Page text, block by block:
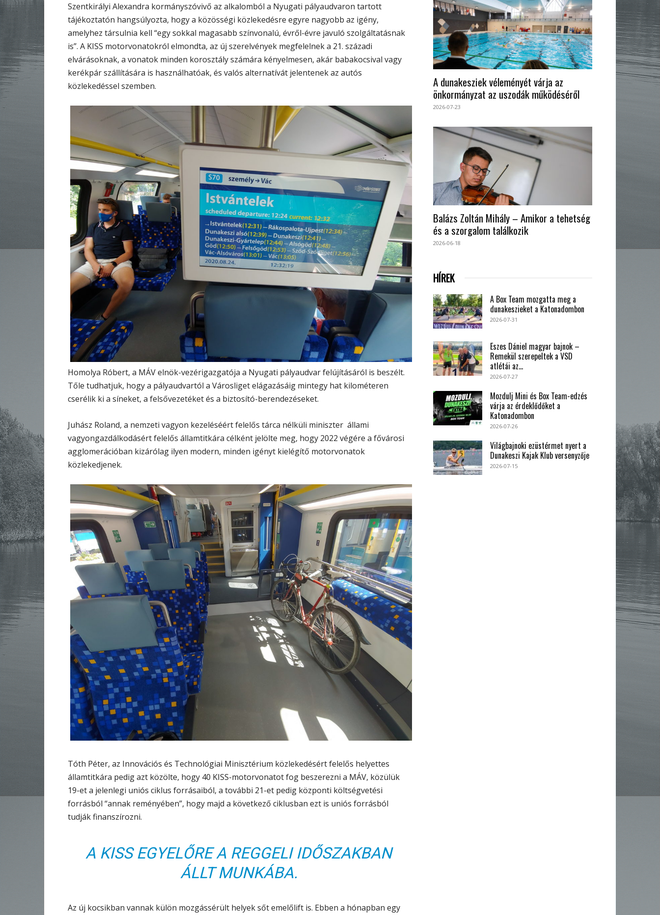
Szentkirályi Alexandra kormányszóvivő az alkalomból a Nyugati pályaudvaron tartott
tájékoztatón hangsúlyozta, hogy a közösségi közlekedésre egyre nagyobb az igény,
amelyhez társulnia kell “egy sokkal magasabb színvonalú, évről-évre javuló szolgáltatásnak
is”. A KISS motorvonatokról elmondta, az új szerelvények megfelelnek a 21. századi
elvárásoknak, a vonatok minden korosztály számára kényelmesen, akár babakocsival vagy
kerékpár szállítására is használhatóak, és valós alternatívát jelentenek az autós
közlekedéssel szemben.
Homolya Róbert, a MÁV elnök-vezérigazgatója a Nyugati pályaudvar felújításáról is beszélt.
Tőle tudhatjuk, hogy a pályaudvartól a Városliget elágazásáig mintegy hat kilométeren
cserélik ki a síneket, a felsővezetéket és a biztosító-berendezéseket.
Juhász Roland, a nemzeti vagyon kezeléséért felelős tárca nélküli miniszter állami
vagyongazdálkodásért felelős államtitkára célként jelölte meg, hogy 2022 végére a fővárosi
agglomerációban kizárólag ilyen modern, minden igényt kielégítő motorvonatok
közlekedjenek.
Tóth Péter, az Innovációs és Technológiai Minisztérium közlekedésért felelős helyettes
államtitkára pedig azt közölte, hogy 40 KISS-motorvonatot fog beszerezni a MÁV, közülük
19-et a jelenlegi uniós ciklus forrásaiból, a további 21-et pedig központi költségvetési
forrásból “annak reményében”, hogy majd a következő ciklusban ezt is uniós forrásból
tudják finanszírozni.
A KISS EGYELŐRE A REGGELI IDŐSZAKBAN
ÁLLT MUNKÁBA.
Az új kocsikban vannak külön mozgássérült helyek sőt emelőlift is. Ebben a hónapban egy
A dunakesziek véleményét várja az
önkormányzat az uszodák működéséről
2026-07-23
Balázs Zoltán Mihály – Amikor a tehetség
és a szorgalom találkozik
2026-06-18
HÍREK
A Box Team mozgatta meg a
dunakeszieket a Katonadombon
2026-07-31
Eszes Dániel magyar bajnok –
Remekül szerepeltek a VSD
atlétái az...
2026-07-27
Mozdulj Mini és Box Team-edzés
várja az érdeklődőket a
Katonadombon
2026-07-26
Világbajnoki ezüstérmet nyert a
Dunakeszi Kajak Klub versenyzője
2026-07-15